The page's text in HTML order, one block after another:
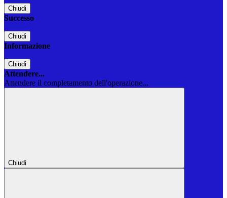
Chiudi
Successo
Chiudi
Informazione
Chiudi
Attendere...
Attendere il completamento dell'operazione...
Chiudi